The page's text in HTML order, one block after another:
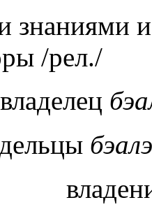
знаниями
/рел./